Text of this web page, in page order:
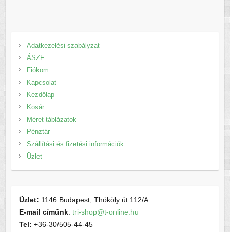
Adatkezelési szabályzat
ÁSZF
Fiókom
Kapcsolat
Kezdőlap
Kosár
Méret táblázatok
Pénztár
Szállítási és fizetési információk
Üzlet
Üzlet: 1146 Budapest, Thököly út 112/A
E-mail címünk: tri-shop@t-online.hu
Tel: +36-30/505-44-45